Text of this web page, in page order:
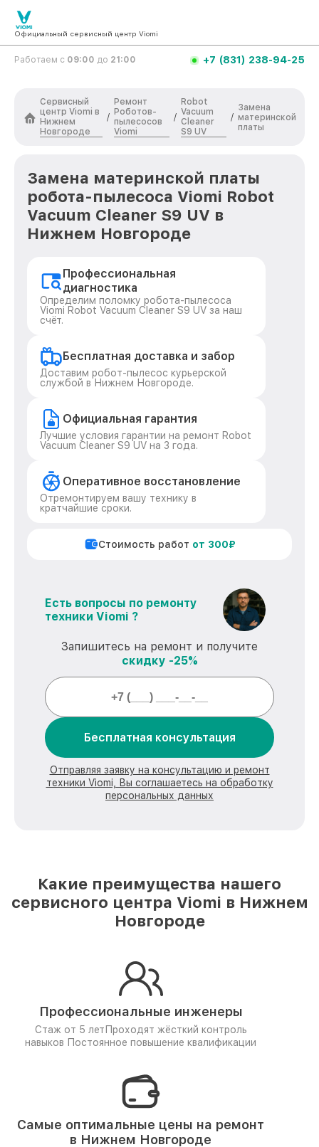
Официальный сервисный центр Viomi
Работаем с 09:00 до 21:00 +7 (831) 238-94-25
Сервисный
центр Viomi в
Нижнем
Новгороде
/
Ремонт
Роботов-
пылесосов
Viomi
/
Robot
Vacuum
Cleaner
S9 UV
/
Замена
материнской
платы
Замена материнской платы
робота-пылесоса Viomi Robot
Vacuum Cleaner S9 UV в
Нижнем Новгороде
Профессиональная
диагностика
Определим поломку робота-пылесоса
Viomi Robot Vacuum Cleaner S9 UV за наш
счёт.
Бесплатная доставка и забор
Доставим робот-пылесос курьерской
службой в Нижнем Новгороде.
Официальная гарантия
Лучшие условия гарантии на ремонт Robot
Vacuum Cleaner S9 UV на 3 года.
Оперативное восстановление
Отремонтируем вашу технику в
кратчайшие сроки.
Стоимость работ от 300₽
Есть вопросы по ремонту
техники Viomi ?
Запишитесь на ремонт и получите
скидку -25%
Бесплатная консультация
Отправляя заявку на консультацию и ремонт
техники Viomi, Вы соглашаетесь на обработку
персональных данных
Какие преимущества нашего
сервисного центра Viomi в Нижнем
Новгороде
Профессиональные инженеры
Стаж от 5 лет Проходят жёсткий контроль
навыков Постоянное повышение квалификации
Самые оптимальные цены на ремонт
в Нижнем Новгороде